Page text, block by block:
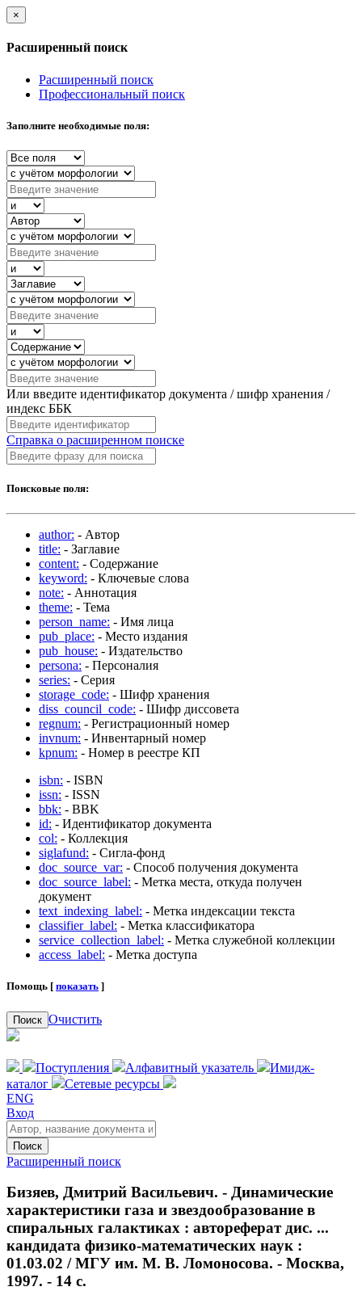
×
Расширенный поиск
Расширенный поиск
Профессиональный поиск
Заполните необходимые поля:
Или введите идентификатор документа / шифр хранения /
индекс ББК
Справка о расширенном поиске
Поисковые поля:
author: - Автор
title: - Заглавие
content: - Содержание
keyword: - Ключевые слова
note: - Аннотация
theme: - Тема
person_name: - Имя лица
pub_place: - Место издания
pub_house: - Издательство
persona: - Персоналия
series: - Серия
storage_code: - Шифр хранения
diss_council_code: - Шифр диссовета
regnum: - Регистрационный номер
invnum: - Инвентарный номер
kpnum: - Номер в реестре КП
isbn: - ISBN
issn: - ISSN
bbk: - BBK
id: - Идентификатор документа
col: - Коллекция
siglafund: - Сигла-фонд
doc_source_var: - Способ получения документа
doc_source_label: - Метка места, откуда получен
документ
text_indexing_label: - Метка индексации текста
classifier_label: - Метка классификатора
service_collection_label: - Метка служебной коллекции
access_label: - Метка доступа
Помощь [ показать ]
Поиск Очистить
Поступления Алфавитный указатель
Имидж-
каталог
Сетевые ресурсы
ENG
Вход
Поиск
Расширенный поиск
Бизяев, Дмитрий Васильевич. - Динамические
характеристики газа и звездообразование в
спиральных галактиках : автореферат дис. ...
кандидата физико-математических наук :
01.03.02 / МГУ им. М. В. Ломоносова. - Москва,
1997. - 14 с.